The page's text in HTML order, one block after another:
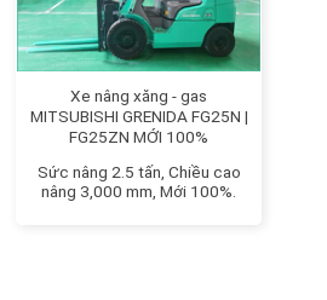
Xe nâng xăng - gas
MITSUBISHI GRENIDA FG25N |
FG25ZN MỚI 100%
Sức nâng 2.5 tấn, Chiều cao
nâng 3,000 mm, Mới 100%.